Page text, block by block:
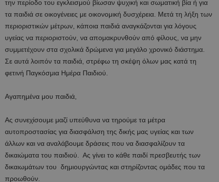
την περίοδο του εγκλεισμού βίωσαν ψυχική και σωματική βία ή για
τα παιδιά σε οικογένειες με οικονομική δυσχέρεια. Μετά τη λήξη των
περιοριστικών μέτρων, κάποια παιδιά αναγκάζονται για λόγους
υγείας να περιοριστούν, να απομακρυνθούν από φίλους, να μην
συμμετέχουν στα σχολικά δρώμενα για μεγάλο χρονικό διάστημα.
Σε αυτά λοιπόν τα παιδιά, στρέφω τη σκέψη όλων μας κατά τη
φετινή Παγκόσμια Ημέρα Παιδιού.
Αγαπημένα μου παιδιά,
Ας συνεχίσουμε μαζί υπεύθυνα να τηρούμε τα μέτρα
αυτοπροστασίας για διασφάλιση της δικής μας υγείας και των
άλλων και να αναλάβουμε δράσεις που να διασφαλίζουν τα
δικαιώματα του παιδιού. Ας γίνει το κάθε παιδί πρεσβευτής των
δικαιωμάτων του δημιουργώντας και στηρίζοντας ομάδες που τα
προωθούν.